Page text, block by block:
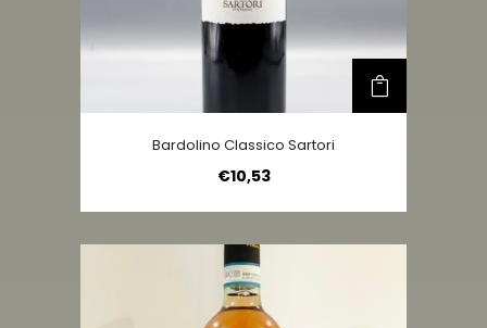
Bardolino Classico Sartori
€10,53